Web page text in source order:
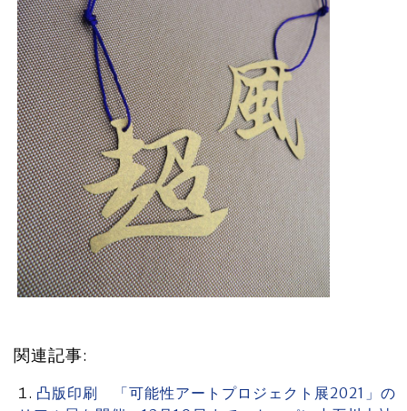
関連記事:
凸版印刷 「可能性アートプロジェクト展2021」の